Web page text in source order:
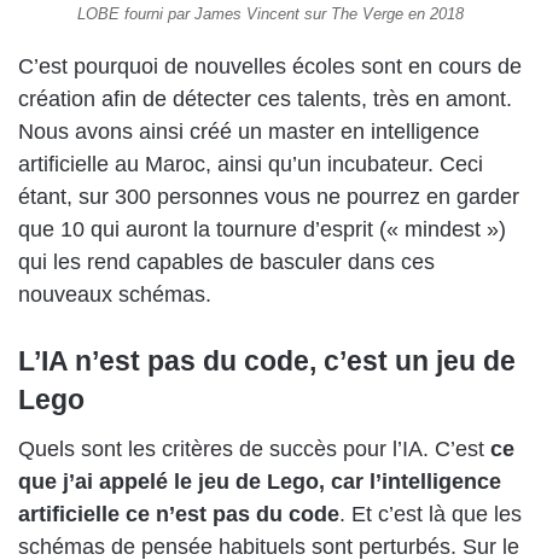
LOBE fourni par James Vincent sur The Verge en 2018
C’est pourquoi de nouvelles écoles sont en cours de
création afin de détecter ces talents, très en amont.
Nous avons ainsi créé un master en intelligence
artificielle au Maroc, ainsi qu’un incubateur. Ceci
étant, sur 300 personnes vous ne pourrez en garder
que 10 qui auront la tournure d’esprit (« mindest »)
qui les rend capables de basculer dans ces
nouveaux schémas.
L’IA n’est pas du code, c’est un jeu de
Lego
Quels sont les critères de succès pour l’IA. C’est ce
que j’ai appelé le jeu de Lego, car l’intelligence
artificielle ce n’est pas du code. Et c’est là que les
schémas de pensée habituels sont perturbés. Sur le